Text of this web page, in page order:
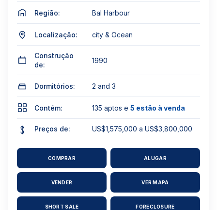
Região: Bal Harbour
Localização: city & Ocean
Construção
de:
1990
Dormitórios: 2 and 3
Contém: 135 aptos e 5 estão à venda
Preços de: US$1,575,000 a US$3,800,000
COMPRAR ALUGAR
VENDER VER MAPA
SHORT SALE FORECLOSURE